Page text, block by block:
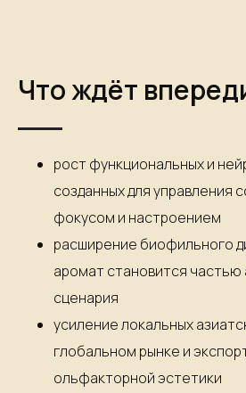
Что ждёт
рост функциональных и
созданных для управления
фокусом и настроением
расширение биофильного
аромат становится частью
сценария
усиление локальных
глобальном рынке и
ольфакторной эстетики